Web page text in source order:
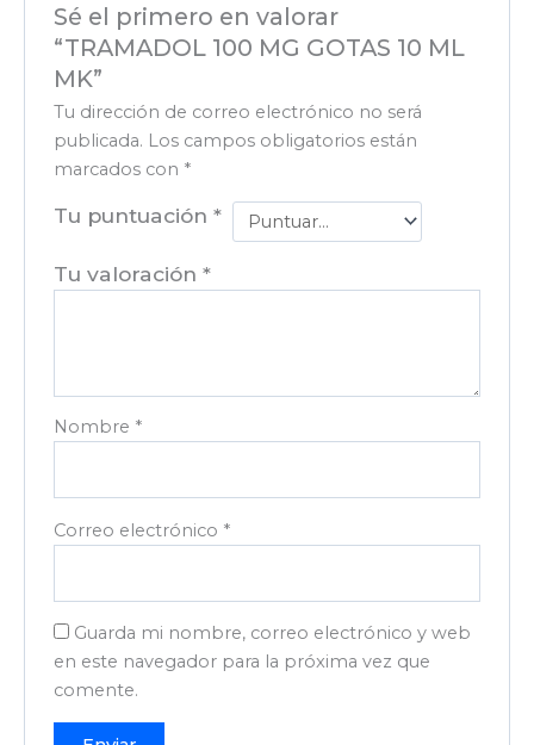
Sé el primero en valorar
“TRAMADOL 100 MG GOTAS 10 ML
MK”
Tu dirección de correo electrónico no será
publicada. Los campos obligatorios están
marcados con *
Tu puntuación*
Tu valoración*
Nombre *
Correo electrónico *
Guarda mi nombre, correo electrónico y web
en este navegador para la próxima vez que
comente.